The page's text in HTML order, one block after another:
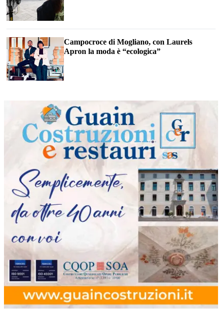
Campocroce di Mogliano, con Laurels
Apron la moda è “ecologica”